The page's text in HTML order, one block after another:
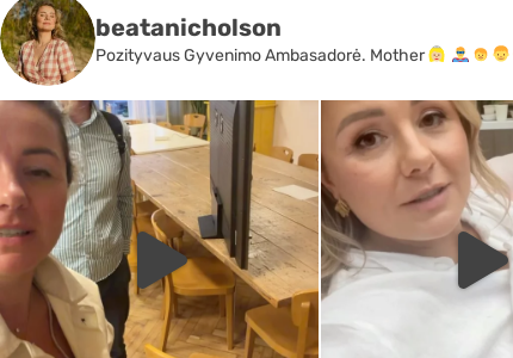
beatanicholson
Pozityvaus Gyvenimo Ambasadorė. Mother